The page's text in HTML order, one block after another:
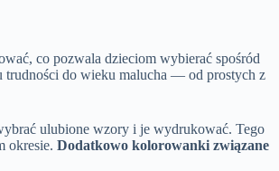
co pozwala dzieciom wybierać spośród
trudności do wieku malucha — od prostych z
ulubione wzory i je wydrukować. Tego
okresie. Dodatkowo kolorowanki związane